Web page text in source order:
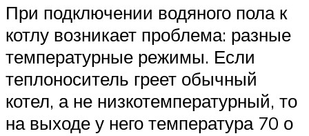
При подключении водяного пола к
котлу возникает проблема: разные
температурные режимы. Если
теплоноситель греет обычный
котел, а не низкотемпературный, то
на выходе у него температура 70 о